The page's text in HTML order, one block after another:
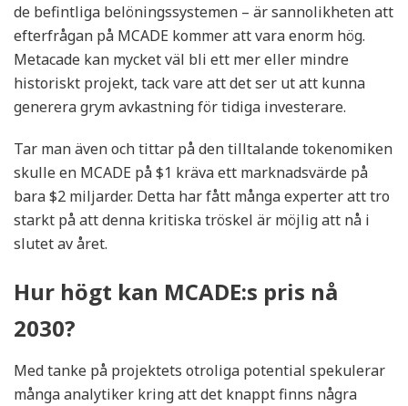
de befintliga belöningssystemen – är sannolikheten att
efterfrågan på MCADE kommer att vara enorm hög.
Metacade kan mycket väl bli ett mer eller mindre
historiskt projekt, tack vare att det ser ut att kunna
generera grym avkastning för tidiga investerare.
Tar man även och tittar på den tilltalande tokenomiken
skulle en MCADE på $1 kräva ett marknadsvärde på
bara $2 miljarder. Detta har fått många experter att tro
starkt på att denna kritiska tröskel är möjlig att nå i
slutet av året.
Hur högt kan MCADE:s pris nå
2030?
Med tanke på projektets otroliga potential spekulerar
många analytiker kring att det knappt finns några